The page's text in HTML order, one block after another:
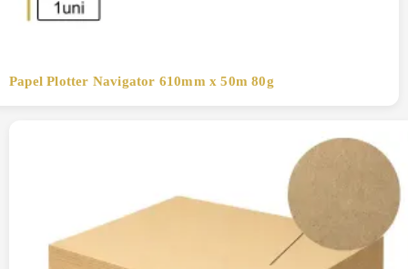
Papel Plotter Navigator 610mm x 50m 80g